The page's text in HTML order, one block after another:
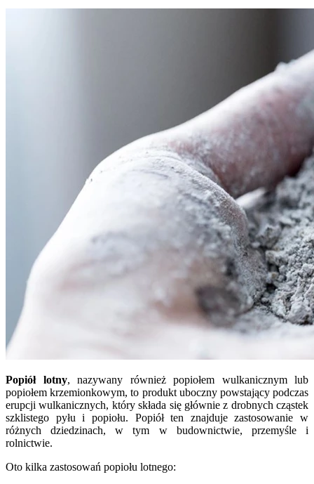
Popiół lotny, nazywany również popiołem wulkanicznym lub
popiołem krzemionkowym, to produkt uboczny powstający podczas
erupcji wulkanicznych, który składa się głównie z drobnych cząstek
szklistego pyłu i popiołu. Popiół ten znajduje zastosowanie w
różnych dziedzinach, w tym w budownictwie, przemyśle i
rolnictwie.
Oto kilka zastosowań popiołu lotnego: